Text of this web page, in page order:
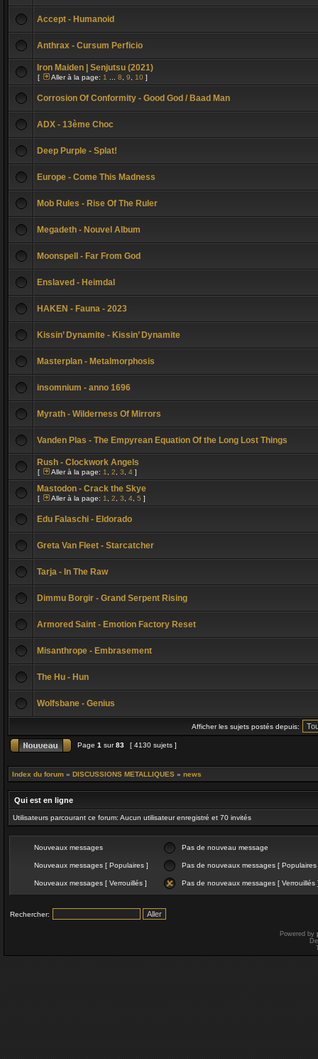
Accept - Humanoid
Anthrax - Cursum Perficio
Iron Maiden | Senjutsu (2021)
[ Aller à la page: 1 8 9 10 ]
Corrosion Of Conformity - Good God / Baad Man
ADX - 13ème Choc
Deep Purple - Splat!
Europe - Come This Madness
Mob Rules - Rise Of The Ruler
Megadeth - Nouvel Album
Moonspell - Far From God
Enslaved - Heimdal
HAKEN - Fauna - 2023
Kissin’ Dynamite - Kissin’ Dynamite
Masterplan - Metalmorphosis
insomnium - anno 1696
Myrath - Wilderness Of Mirrors
Vanden Plas - The Empyrean Equation Of the Long Lost Things
Rush - Clockwork Angels
[ Aller à la page: 1 2 3 4 ]
Mastodon - Crack the Skye
[ Aller à la page: 1 2 3 4 5 ]
Edu Falaschi - Eldorado
Greta Van Fleet - Starcatcher
Tarja - In The Raw
Dimmu Borgir - Grand Serpent Rising
Armored Saint - Emotion Factory Reset
Misanthrope - Embrasement
The Hu - Hun
Wolfsbane - Genius
Afficher les sujets postés depuis:
Page 1 sur83 [ 4130 sujets ]
Index du forum » DISCUSSIONS METALLIQUES » news
Qui est en ligne
Utilisateurs parcourant ce forum: Aucun utilisateur enregistré et 70 invités
Nouveaux messages Pas de nouveau message
Nouveaux messages [ Populaires ] Pas de nouveaux messages [ Populaires
Nouveaux messages [ Verrouillés ] Pas de nouveaux messages [ Verrouillés
Rechercher:
Powered by